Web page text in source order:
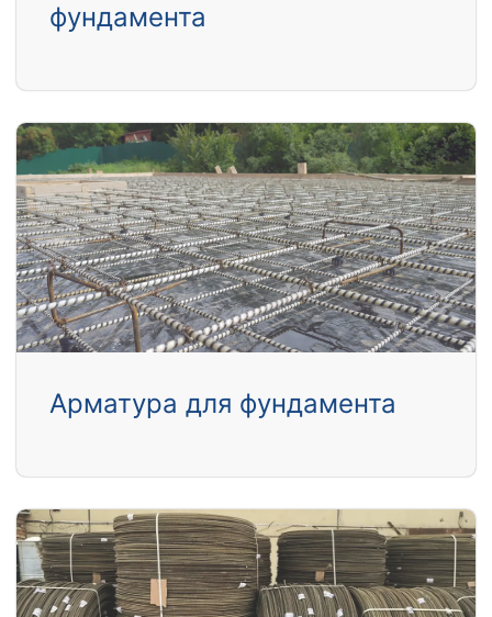
фундамента
Арматура для фундамента